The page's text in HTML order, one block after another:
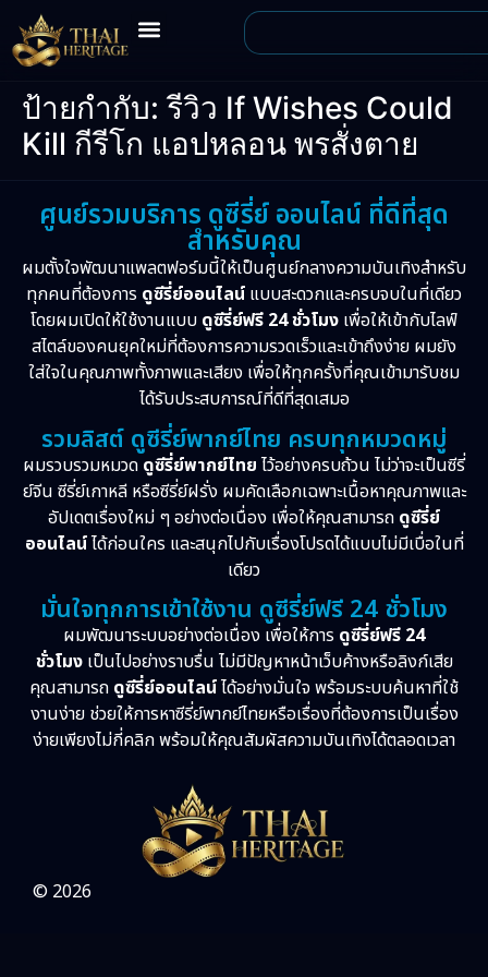
ป้ายกำกับ:รีวิว If Wishes Could
Kill กีรีโก แอปหลอน พรสั่งตาย
ศูนย์รวมบริการ ดูซีรี่ย์ ออนไลน์ ที่ดีที่สุด
สำหรับคุณ
ผมตั้งใจพัฒนาแพลตฟอร์มนี้ให้เป็นศูนย์กลางความบันเทิงสำหรับ
ทุกคนที่ต้องการ ดูซีรี่ย์ออนไลน์ แบบสะดวกและครบจบในที่เดียว
โดยผมเปิดให้ใช้งานแบบ ดูซีรี่ย์ฟรี 24 ชั่วโมง เพื่อให้เข้ากับไลฟ์
สไตล์ของคนยุคใหม่ที่ต้องการความรวดเร็วและเข้าถึงง่าย ผมยัง
ใส่ใจในคุณภาพทั้งภาพและเสียง เพื่อให้ทุกครั้งที่คุณเข้ามารับชม
ได้รับประสบการณ์ที่ดีที่สุดเสมอ
รวมลิสต์ ดูซีรี่ย์พากย์ไทย ครบทุกหมวดหมู่
ผมรวบรวมหมวด ดูซีรี่ย์พากย์ไทย ไว้อย่างครบถ้วน ไม่ว่าจะเป็นซีรี่
ย์จีน ซีรี่ย์เกาหลี หรือซีรี่ย์ฝรั่ง ผมคัดเลือกเฉพาะเนื้อหาคุณภาพและ
อัปเดตเรื่องใหม่ ๆ อย่างต่อเนื่อง เพื่อให้คุณสามารถ ดูซีรี่ย์
ออนไลน์ได้ก่อนใคร และสนุกไปกับเรื่องโปรดได้แบบไม่มีเบื่อในที่
เดียว
มั่นใจทุกการเข้าใช้งาน ดูซีรี่ย์ฟรี 24 ชั่วโมง
ผมพัฒนาระบบอย่างต่อเนื่อง เพื่อให้การ ดูซีรี่ย์ฟรี 24
ชั่วโมงเป็นไปอย่างราบรื่น ไม่มีปัญหาหน้าเว็บค้างหรือลิงก์เสีย
คุณสามารถ ดูซีรี่ย์ออนไลน์ได้อย่างมั่นใจ พร้อมระบบค้นหาที่ใช้
งานง่าย ช่วยให้การหาซีรี่ย์พากย์ไทยหรือเรื่องที่ต้องการเป็นเรื่อง
ง่ายเพียงไม่กี่คลิก พร้อมให้คุณสัมผัสความบันเทิงได้ตลอดเวลา
© 2026